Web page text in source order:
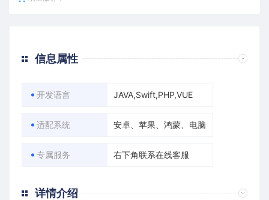
信息属性
开发语言 JAVA,Swift,PHP,VUE
适配系统 安卓、苹果、鸿蒙、电脑
专属服务 右下角联系在线客服
详情介绍